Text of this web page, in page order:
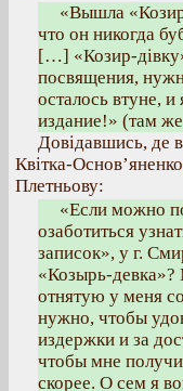
«Вышла
что он никогда
[…] «Козир-
посвящения,
осталось втуне,
издание!» (там
Довідавшись, де в
Квітка-Основ’яненко
Плетньову:
«Если можно
озаботиться
записок», у г.
«Козырь-
отнятую у меня
нужно, чтобы
издержки и за
чтобы мне
скорее. О сем я